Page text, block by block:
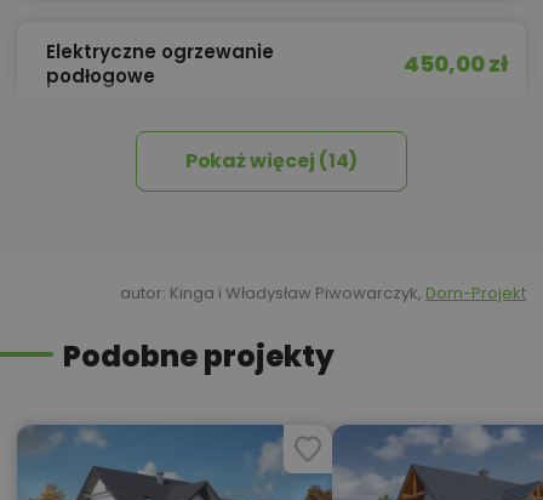
Elektryczne ogrzewanie
podłogowe
450,00 zł
Izolacja celulozowa
Kosztorys inwestorski 360,00 zł
Kredyt hipoteczny z operatem za
Pokaż więcej (14)
autor: Kinga i Władysław Piwowarczyk, Dom-Projekt
Podobne projekty